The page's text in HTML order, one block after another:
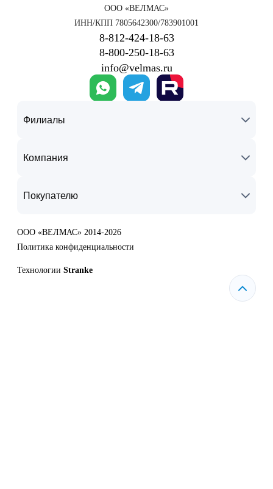
ООО «ВЕЛМАС»
ИНН/КПП 7805642300/783901001
8‑812‑424‑18‑63
8‑800‑250‑18‑63
info@velmas.ru
Филиалы
Компания
Покупателю
ООО «ВЕЛМАС» 2014-2026
Политика конфиденциальности
Технологии Stranke